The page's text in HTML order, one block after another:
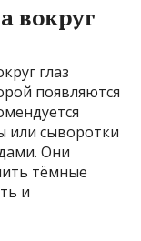
вокруг
глаз
появляются
или сыворотки
Они
тёмные
и